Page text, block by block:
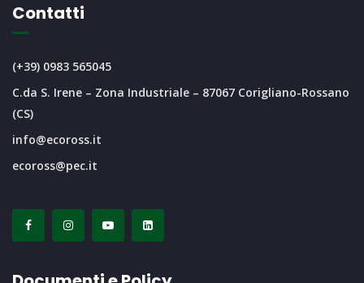
Contatti
(+39) 0983 565045
C.da S. Irene – Zona Industriale – 87067 Corigliano-Rossano
(CS)
info@ecoross.it
ecoross@pec.it